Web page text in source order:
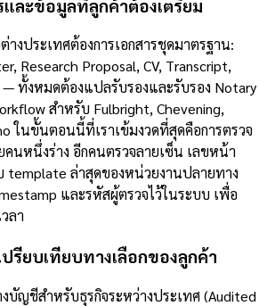
และข้อมูลที่ลูกค้าต้องเตรียม
งประเทศต้องการเอกสารชุดมาตรฐาน:
Research Proposal, CV, Transcript,
ทั้งหมดต้องแปลรับรองและรับรอง Notary
สำหรับ Fulbright, Chevening,
ในขั้นตอนนี้ที่เราเข้มงวดที่สุดคือการตรวจ
นหนึ่งร่าง อีกคนตรวจลายเซ็น เลขหน้า
ล่าสุดของหน่วยงานปลายทาง
และรหัสผู้ตรวจไว้ในระบบ เพื่อ
ลา
ปรียบเทียบทางเลือกของลูกค้า
งบัญชีสำหรับธุรกิจระหว่างประเทศ (Audited